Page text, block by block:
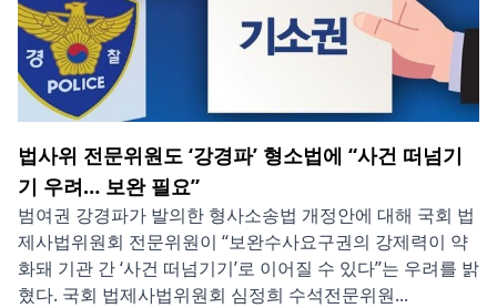
법사위 전문위원도 ‘강경파’ 형소법에 “사건 떠넘기
기 우려… 보완 필요”
범여권 강경파가 발의한 형사소송법 개정안에 대해 국회 법
제사법위원회 전문위원이 “보완수사요구권의 강제력이 약
화돼 기관 간 ‘사건 떠넘기기’로 이어질 수 있다”는 우려를 밝
혔다. 국회 법제사법위원회 심정희 수석전문위원...